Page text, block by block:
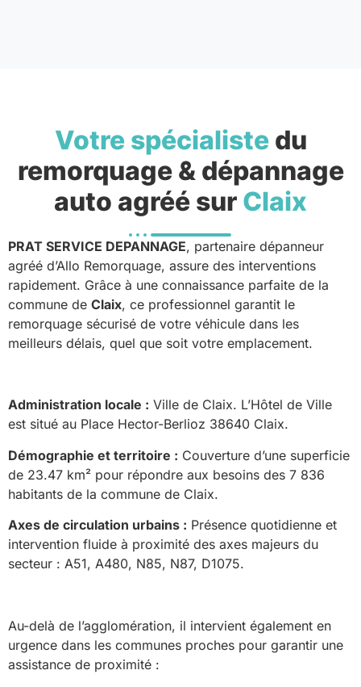
Votre spécialistedu
remorquage & dépannage
auto agréé sur Claix
PRAT SERVICE DEPANNAGE, partenaire dépanneur
agréé d’Allo Remorquage, assure des interventions
rapidement. Grâce à une connaissance parfaite de la
commune de Claix, ce professionnel garantit le
remorquage sécurisé de votre véhicule dans les
meilleurs délais, quel que soit votre emplacement.
Administration locale : Ville de Claix. L’Hôtel de Ville
est situé au Place Hector-Berlioz 38640 Claix.
Démographie et territoire : Couverture d’une superficie
de 23.47 km² pour répondre aux besoins des 7 836
habitants de la commune de Claix.
Axes de circulation urbains : Présence quotidienne et
intervention fluide à proximité des axes majeurs du
secteur : A51, A480, N85, N87, D1075.
Au-delà de l’agglomération, il intervient également en
urgence dans les communes proches pour garantir une
assistance de proximité :